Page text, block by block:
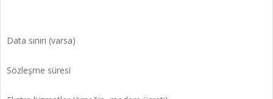
Data sınırı (varsa)
Sözleşme süresi